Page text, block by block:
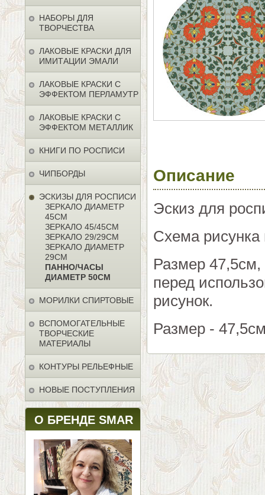
НАБОРЫ ДЛЯ
ТВОРЧЕСТВА
ЛАКОВЫЕ КРАСКИ ДЛЯ
ИМИТАЦИИ ЭМАЛИ
ЛАКОВЫЕ КРАСКИ С
ЭФФЕКТОМ ПЕРЛАМУТР
ЛАКОВЫЕ КРАСКИ С
ЭФФЕКТОМ МЕТАЛЛИК
КНИГИ ПО РОСПИСИ
ЧИПБОРДЫ
ЭСКИЗЫ ДЛЯ РОСПИСИ
ЗЕРКАЛО ДИАМЕТР
45СМ
ЗЕРКАЛО 45/45СМ
ЗЕРКАЛО 29/29СМ
ЗЕРКАЛО ДИАМЕТР
29СМ
ПАННО/ЧАСЫ
ДИАМЕТР 50СМ
МОРИЛКИ СПИРТОВЫЕ
ВСПОМОГАТЕЛЬНЫЕ
ТВОРЧЕСКИЕ
МАТЕРИАЛЫ
КОНТУРЫ РЕЛЬЕФНЫЕ
НОВЫЕ ПОСТУПЛЕНИЯ
О БРЕНДЕ SMAR
Описание
Эскиз для
Схема рисунка
Размер 47,5см,
перед
рисунок.
Размер -